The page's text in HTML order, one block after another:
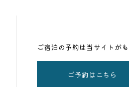
ご宿泊の予約は当サイトがも
ご予約はこちら